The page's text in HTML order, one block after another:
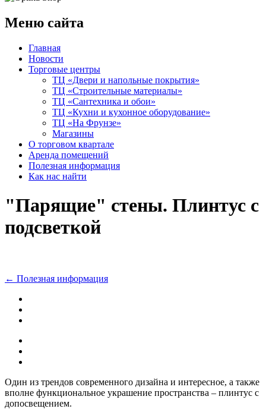
Меню сайта
Главная
Новости
Торговые центры
ТЦ «Двери и напольные покрытия»
ТЦ «Строительные материалы»
ТЦ «Сантехника и обои»
ТЦ «Кухни и кухонное оборудование»
ТЦ «На Фрунзе»
Магазины
О торговом квартале
Аренда помещений
Полезная информация
Как нас найти
"Парящие" стены. Плинтус с
подсветкой
← Полезная информация
Один из трендов современного дизайна и интересное, а также
вполне функциональное украшение пространства – плинтус с
допосвещением.